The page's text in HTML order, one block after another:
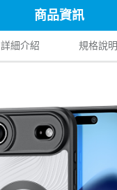
商品資訊
詳細介紹 規格說明